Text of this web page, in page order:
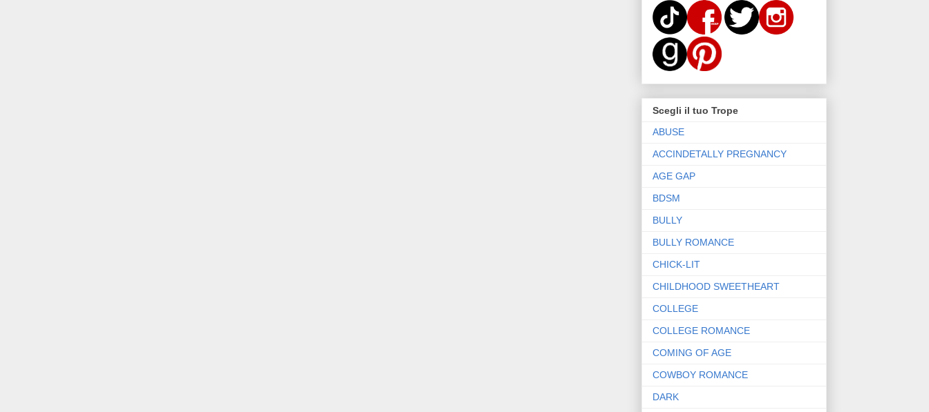
Scegli il tuo Trope
ABUSE
ACCINDETALLY PREGNANCY
AGE GAP
BDSM
BULLY
BULLY ROMANCE
CHICK-LIT
CHILDHOOD SWEETHEART
COLLEGE
COLLEGE ROMANCE
COMING OF AGE
COWBOY ROMANCE
DARK